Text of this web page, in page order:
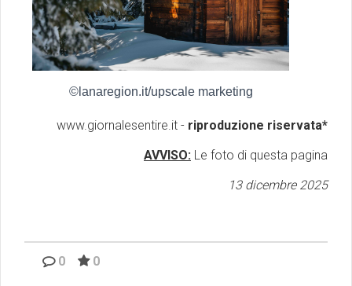
©lanaregion.it/upscale marketing
www.giornalesentire.it - riproduzione riservata*
AVVISO: Le foto di questa pagina
13 dicembre 2025
0 0